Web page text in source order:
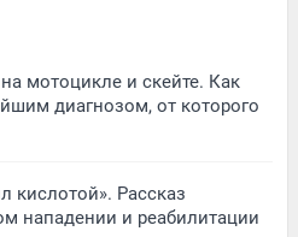
мотоцикле и скейте. Как
диагнозом, от которого
кислотой». Рассказ
нападении и реабилитации